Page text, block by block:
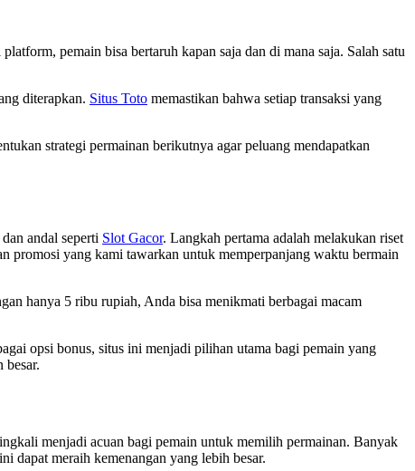
pemain bisa bertaruh kapan saja dan di mana saja. Salah satu
diterapkan. Situs Toto memastikan bahwa setiap transaksi yang
strategi permainan berikutnya agar peluang mendapatkan
andal seperti Slot Gacor. Langkah pertama adalah melakukan riset
promosi yang kami tawarkan untuk memperpanjang waktu bermain
hanya 5 ribu rupiah, Anda bisa menikmati berbagai macam
opsi bonus, situs ini menjadi pilihan utama bagi pemain yang
besar.
menjadi acuan bagi pemain untuk memilih permainan. Banyak
dapat meraih kemenangan yang lebih besar.